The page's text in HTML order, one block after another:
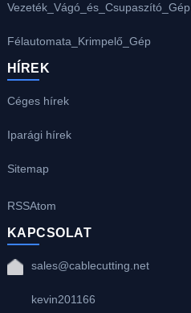
Vezeték_Vágó_és_Csupaszító_Gép
Félautomata_Krimpelő_Gép
HÍREK
Céges hírek
Iparági hírek
Sitemap
RSSAtom
KAPCSOLAT
sales@cablecutting.net
kevin201166